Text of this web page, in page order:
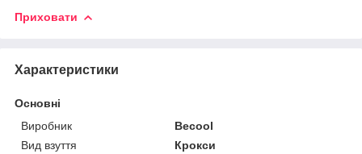
Приховати
Характеристики
Основні
Виробник
Becool
Вид взуття
Крокси